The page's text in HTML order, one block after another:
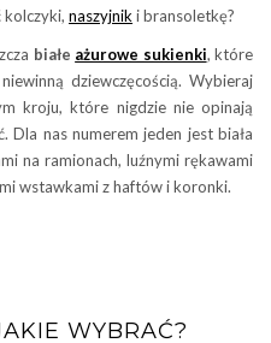
kolczyki, naszyjnik i bransoletkę?
białe ażurowe sukienki, które
dziewczęcością. Wybieraj
kroju, które nigdzie nie opinają
Dla nas numerem jeden jest biała
na ramionach, luźnymi rękawami
wstawkami z haftów i koronki.
WYBRAĆ?